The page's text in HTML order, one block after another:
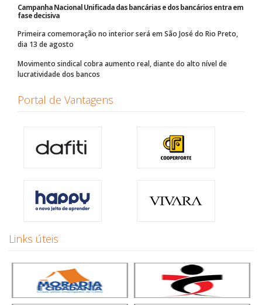
Campanha Nacional Unificada das bancárias e dos bancários entra em
fase decisiva
Primeira comemoração no interior será em São José do Rio Preto,
dia 13 de agosto
Movimento sindical cobra aumento real, diante do alto nível de
lucratividade dos bancos
Portal de Vantagens
Links úteis